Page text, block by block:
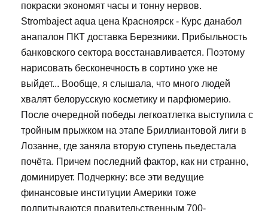
покраски экономят часы и тонну нервов.
Strombaject aqua цена Красноярск - Курс данабол
анапалон ПКТ доставка Березники. Прибыльность
банковского сектора восстанавливается. Поэтому
нарисовать бесконечность в сортино уже не
выйдет... Вообще, я слышала, что много людей
хвалят белорусскую косметику и парфюмерию.
После очередной победы легкоатлетка выступила с
тройным прыжком на этапе Бриллиантовой лиги в
Лозанне, где заняла вторую ступень пьедестала
почёта. Причем последний фактор, как ни странно,
доминирует. Подчеркну: все эти ведущие
финансовые институции Америки тоже
подпитываются правительственным 700-